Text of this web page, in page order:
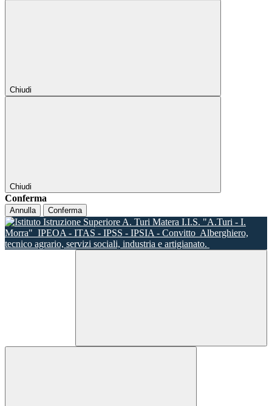
Chiudi
Chiudi
Conferma
Annulla Conferma
I.I.S. "A.Turi - I.
Morra" IPEOA - ITAS - IPSS - IPSIA - Convitto Alberghiero,
tecnico agrario, servizi sociali, industria e artigianato.